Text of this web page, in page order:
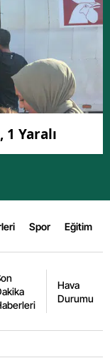
1 Yaralı
Spor Eğitim
Hava
Durumu